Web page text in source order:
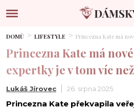
DOMŮ LIFESTYLE Princezna Kate má
Princezna Kate má
expertky je v tom víc
Lukáš Jírovec 26. srpna 2025
Princezna Kate překvapila